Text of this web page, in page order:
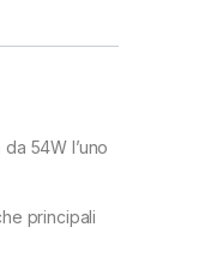
54W l’uno
principali